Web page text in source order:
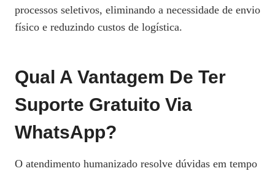
processos seletivos, eliminando a necessidade de envio
físico e reduzindo custos de logística.
Qual A Vantagem De Ter
Suporte Gratuito Via
WhatsApp?
O atendimento humanizado resolve dúvidas em tempo